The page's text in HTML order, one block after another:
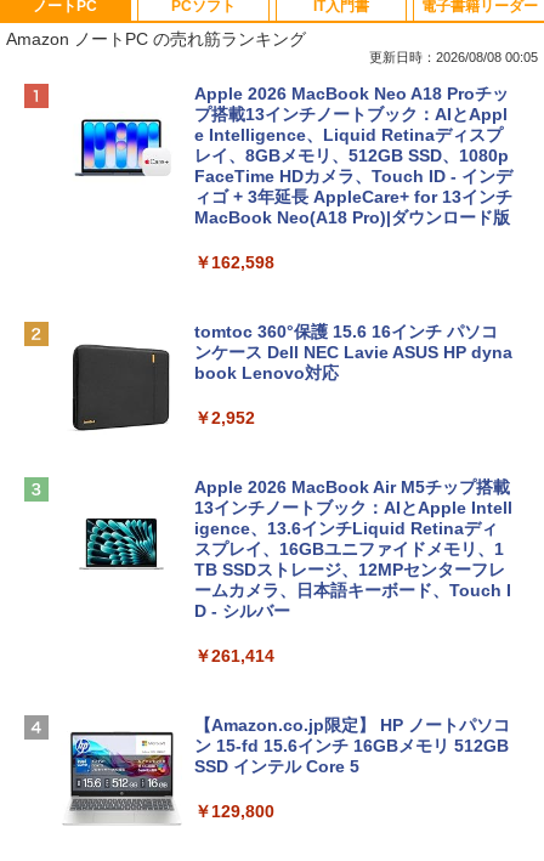
ノートPC
Amazon ノートPC の売れ筋ランキング
更新日時：2026/08/08 00:05
Apple 2026 MacBook Neo A18 Proチッ
プ搭載13インチノートブック：AIとAppl
e Intelligence、Liquid Retinaディスプ
レイ、8GBメモリ、512GB SSD、1080p
FaceTime HDカメラ、Touch ID - インデ
ィゴ + 3年延長 AppleCare+ for 13インチ
MacBook Neo(A18 Pro)|ダウンロード版
￥162,598
tomtoc 360°保護 15.6 16インチ パソコ
ンケース Dell NEC Lavie ASUS HP dyna
book Lenovo対応
￥2,952
Apple 2026 MacBook Air M5チップ搭載
13インチノートブック：AIとApple Intell
igence、13.6インチLiquid Retinaディ
スプレイ、16GBユニファイドメモリ、1
TB SSDストレージ、12MPセンターフレ
ームカメラ、日本語キーボード、Touch I
D - シルバー
￥261,414
【Amazon.co.jp限定】 HP ノートパソコ
ン 15-fd 15.6インチ 16GBメモリ 512GB
SSD インテル Core 5
￥129,800
PCソフト IT入門書 電子書籍リーダー